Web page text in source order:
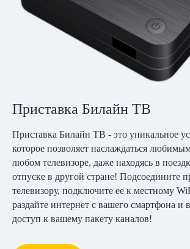
Приставка Билайн ТВ
Приставка Билайн ТВ - это уникальное
которое позволяет наслаждаться
любом телевизоре, даже находясь в
отпуске в другой стране! Подсоедините
телевизору, подключите ее к местному
раздайте интернет с вашего смартфона и
доступ к вашему пакету каналов!